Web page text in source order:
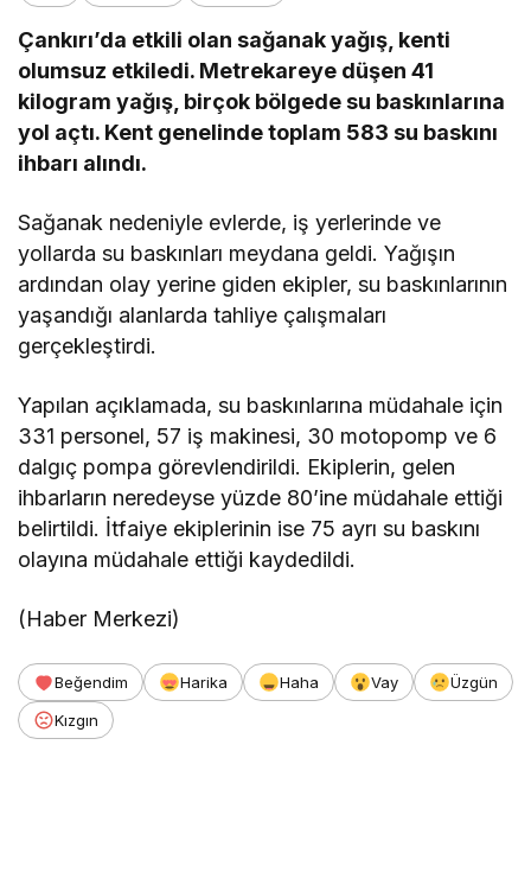
Çankırı’da etkili olan sağanak yağış, kenti
olumsuz etkiledi. Metrekareye düşen 41
kilogram yağış, birçok bölgede su baskınlarına
yol açtı. Kent genelinde toplam 583 su baskını
ihbarı alındı.
Sağanak nedeniyle evlerde, iş yerlerinde ve
yollarda su baskınları meydana geldi. Yağışın
ardından olay yerine giden ekipler, su baskınlarının
yaşandığı alanlarda tahliye çalışmaları
gerçekleştirdi.
Yapılan açıklamada, su baskınlarına müdahale için
331 personel, 57 iş makinesi, 30 motopomp ve 6
dalgıç pompa görevlendirildi. Ekiplerin, gelen
ihbarların neredeyse yüzde 80’ine müdahale ettiği
belirtildi. İtfaiye ekiplerinin ise 75 ayrı su baskını
olayına müdahale ettiği kaydedildi.
(Haber Merkezi)
Beğendim Harika Haha Vay
Üzgün
Kızgın